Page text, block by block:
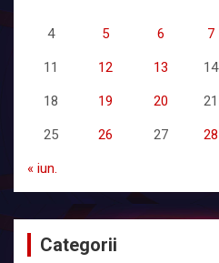
4 5 6 7
11 12 13 14
18 19 20 21
25 26 27 28
« iun.
Categorii